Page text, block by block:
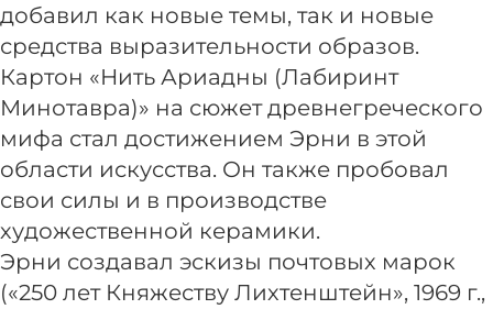
добавил как новые темы, так и новые
средства выразительности образов.
Картон «Нить Ариадны (Лабиринт
Минотавра)» на сюжет древнегреческого
мифа стал достижением Эрни в этой
области искусства. Он также пробовал
свои силы и в производстве
художественной керамики.
Эрни создавал эскизы почтовых марок
(«250 лет Княжеству Лихтенштейн», 1969 г.,